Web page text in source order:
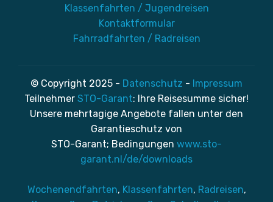
Klassenfahrten / Jugendreisen
Kontaktformular
Fahrradfahrten / Radreisen
© Copyright 2025 - Datenschutz - Impressum
Teilnehmer STO-Garant: Ihre Reisesumme sicher!
Unsere mehrtagige Angebote fallen unter den
Garantieschutz von
STO-Garant; Bedingungen www.sto-
garant.nl/de/downloads
Wochenendfahrten, Klassenfahrten, Radreisen,